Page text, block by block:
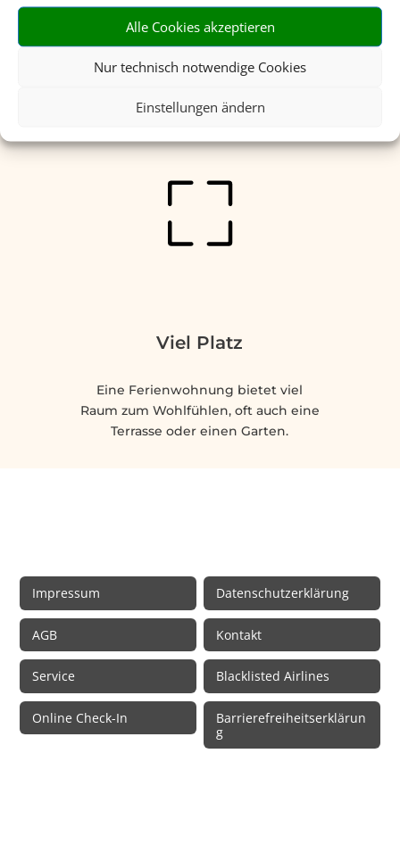
Alle Cookies akzeptieren
Nur technisch notwendige Cookies
Einstellungen ändern
Sie es wollen. Die Erholung steht an
Viel Platz
Eine Ferienwohnung bietet viel
Raum zum Wohlfühlen, oft auch eine
Terrasse oder einen Garten.
Impressum Datenschutzerklärung
AGB Kontakt
Service Blacklisted Airlines
Online Check-In
Barrierefreiheitserklärun
g